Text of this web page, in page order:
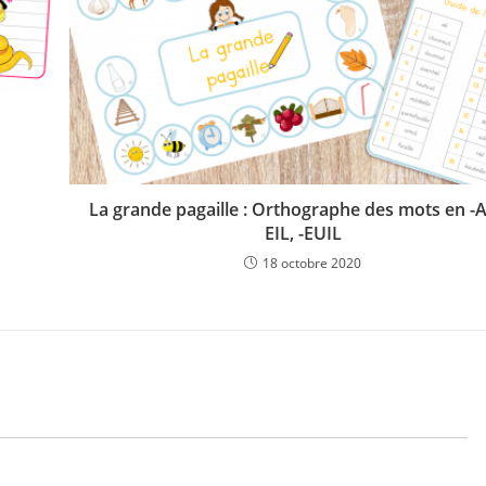
La grande pagaille : Orthographe des mots en -
EIL, -EUIL
18 octobre 2020